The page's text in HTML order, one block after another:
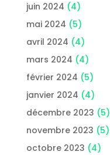
juin 2024 (4)
mai 2024 (5)
avril 2024 (4)
mars 2024 (4)
février 2024 (5)
janvier 2024 (4)
décembre 2023 (5)
novembre 2023 (5)
octobre 2023 (4)